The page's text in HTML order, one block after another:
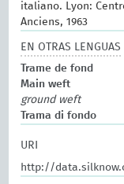
italiano. Lyon:
Anciens, 1963
EN OTRAS LENGUAS
Trame de fond
Main weft
ground weft
Trama di fondo
URI
http://